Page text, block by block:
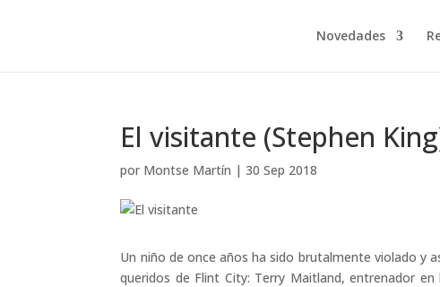
Novedades
El visitante (Stephen
por Montse Martín |30 Sep 2018
Un niño de once años ha sido brutalmente violado y
queridos de Flint City: Terry Maitland, entrenador